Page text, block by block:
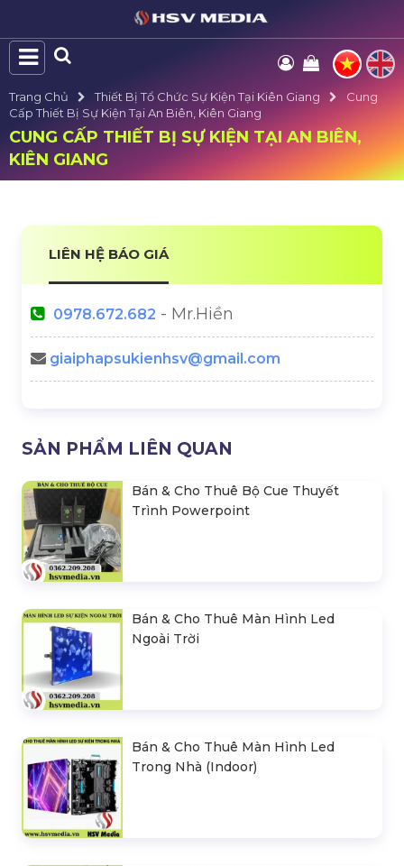
Trang Chủ Thiết Bị Tổ Chức Sự Kiện Tại Kiên Giang
Cung
Cấp Thiết Bị Sự Kiện Tại An Biên, Kiên Giang
CUNG CẤP THIẾT BỊ SỰ KIỆN TẠI AN BIÊN,
KIÊN GIANG
LIÊN HỆ BÁO GIÁ
0978.672.682 - Mr.Hiền
giaiphapsukienhsv@gmail.com
SẢN PHẨM LIÊN QUAN
Bán & Cho Thuê Bộ Cue Thuyết
Trình Powerpoint
Bán & Cho Thuê Màn Hình Led
Ngoài Trời
Bán & Cho Thuê Màn Hình Led
Trong Nhà (Indoor)